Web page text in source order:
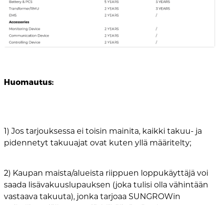
Huomautus:
1) Jos tarjouksessa ei toisin mainita, kaikki takuu- ja
pidennetyt takuuajat ovat kuten yllä määritelty;
2) Kaupan maista/alueista riippuen loppukäyttäjä voi
saada lisävakuuslupauksen (joka tulisi olla vähintään
vastaava takuuta), jonka tarjoaa SUNGROWin